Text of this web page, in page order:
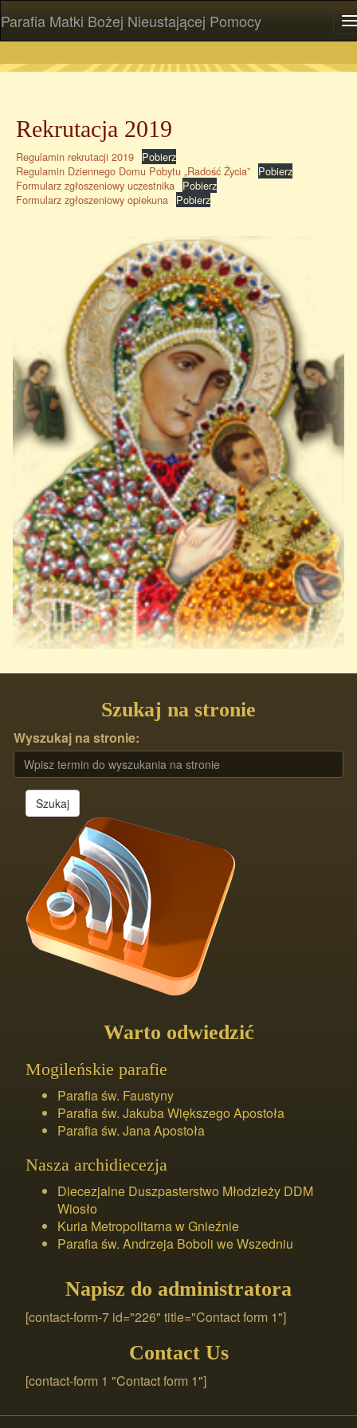
Parafia Matki Bożej Nieustającej Pomocy
Rekrutacja 2019
Regulamin rekrutacji 2019 Pobierz
Regulamin Dziennego Domu Pobytu „Radość Życia” Pobierz
Formularz zgłoszeniowy uczestnika Pobierz
Formularz zgłoszeniowy opiekuna Pobierz
Szukaj na stronie
Wyszukaj na stronie:
Szukaj
Warto odwiedzić
Mogileńskie parafie
Parafia św. Faustyny
Parafia św. Jakuba Większego Apostoła
Parafia św. Jana Apostoła
Nasza archidiecezja
Diecezjalne Duszpasterstwo Młodzieży DDM
Wiosło
Kuria Metropolitarna w Gnieźnie
Parafia św. Andrzeja Boboli we Wszedniu
Napisz do administratora
[contact-form-7 id="226" title="Contact form 1"]
Contact Us
[contact-form 1 "Contact form 1"]